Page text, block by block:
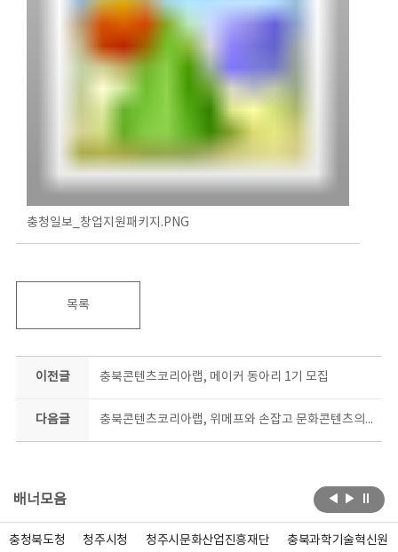
충청일보_창업지원패키지.PNG
목록
이전글 충북콘텐츠코리아랩, 메이커 동아리 1기 모집
다음글 충북콘텐츠코리아랩, 위메프와 손잡고 문화콘텐츠의 온라인 시장 개척
배너모음
충청북도청 청주시청 청주시문화산업진흥재단 충북과학기술혁신원